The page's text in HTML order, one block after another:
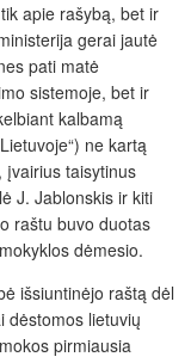
apie rašybą, bet ir
gerai jautė
pati matė
sistemoje, bet ir
kalbamą
ne kartą
įvairius taisytinus
J. Jablonskis ir kiti
raštu buvo duotas
dėmesio.
išsiuntinėjo raštą dėl
dėstomos lietuvių
pirmiausia